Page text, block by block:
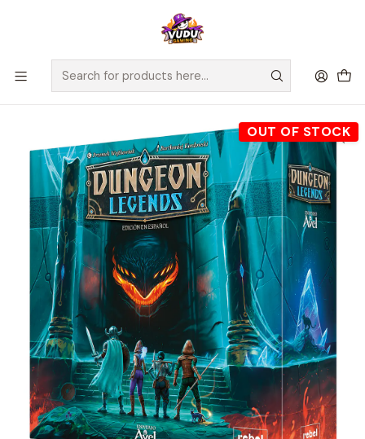
🚀 ¡Despachamos a todo Chile! Envío GRATIS a Regiones sobre
$100.000 y a RM sobre $35.000
Home Juegos de Mesa Cooperativos
Dungeon Legends - Español
OUT OF STOCK